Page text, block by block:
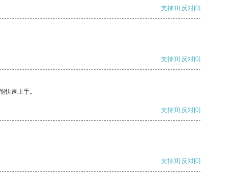
支持[0] 反对[0]
支持[0] 反对[0]
快速上手。
支持[0] 反对[0]
支持[0] 反对[0]